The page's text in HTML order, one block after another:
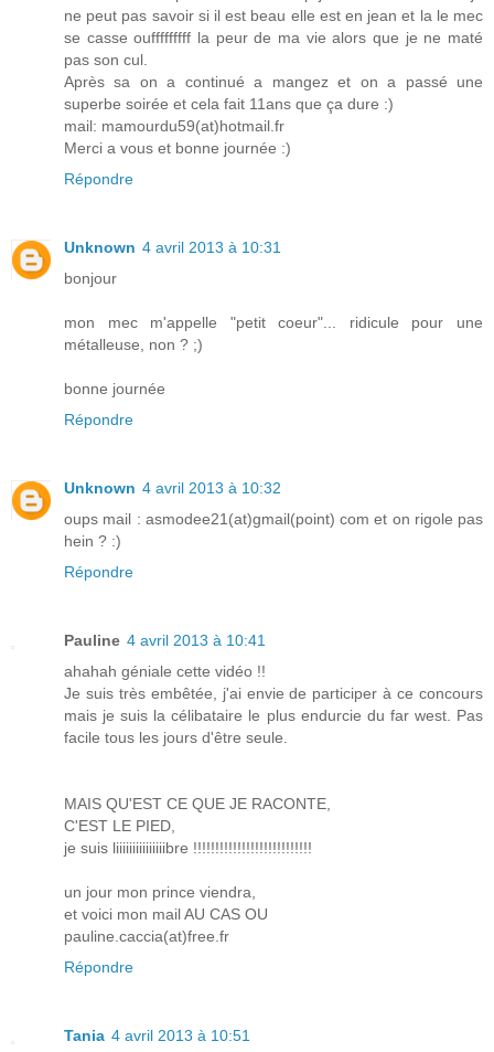
ne peut pas savoir si il est beau elle est en jean et la le mec
se casse oufffffffff la peur de ma vie alors que je ne maté
pas son cul.
Après sa on a continué a mangez et on a passé une
superbe soirée et cela fait 11ans que ça dure :)
mail: mamourdu59(at)hotmail.fr
Merci a vous et bonne journée :)
Répondre
Unknown 4 avril 2013 à 10:31
bonjour
mon mec m'appelle "petit coeur"... ridicule pour une
métalleuse, non ? ;)
bonne journée
Répondre
Unknown 4 avril 2013 à 10:32
oups mail : asmodee21(at)gmail(point) com et on rigole pas
hein ? :)
Répondre
Pauline 4 avril 2013 à 10:41
ahahah géniale cette vidéo !!
Je suis très embêtée, j'ai envie de participer à ce concours
mais je suis la célibataire le plus endurcie du far west. Pas
facile tous les jours d'être seule.
MAIS QU'EST CE QUE JE RACONTE,
C'EST LE PIED,
je suis liiiiiiiiiiiiiiibre !!!!!!!!!!!!!!!!!!!!!!!!!!!
un jour mon prince viendra,
et voici mon mail AU CAS OU
pauline.caccia(at)free.fr
Répondre
Tania 4 avril 2013 à 10:51